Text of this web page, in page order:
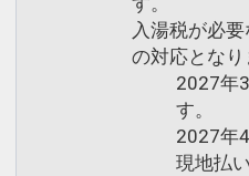
入湯税が必
の対応となり
2027年
す。
2027年
現地払